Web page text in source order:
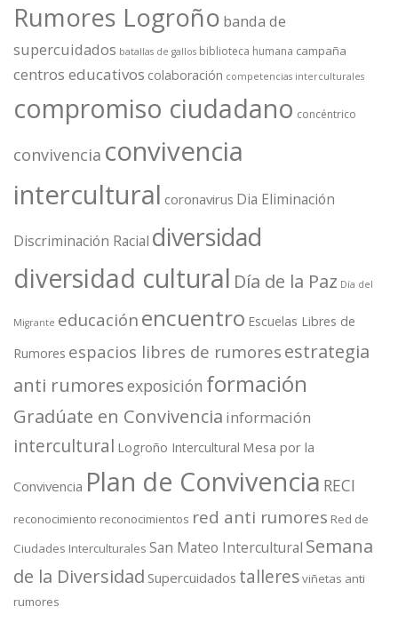
Rumores Logroño banda de
supercuidados batallas de gallos biblioteca humana campaña
centros educativos colaboración competencias interculturales
compromiso ciudadano concéntrico
convivencia convivencia
intercultural coronavirus Dia Eliminación
Discriminación Racial diversidad
diversidad cultural Día de la Paz Día del
Migrante educaciónencuentro Escuelas Libres de
Rumores espacios libres de rumores estrategia
anti rumoresexposición formación
Gradúate en Convivencia información
intercultural Logroño Intercultural Mesa por la
Convivencia Plan de Convivencia RECI
reconocimiento reconocimientos red anti rumores Red de
Ciudades Interculturales San Mateo Intercultural Semana
de la Diversidad Supercuidados talleresviñetas anti
rumores